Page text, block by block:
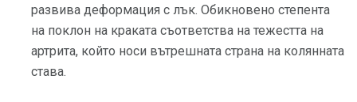
развива деформация с лък. Обикновено степента
на поклон на краката съответства на тежестта на
артрита, който носи вътрешната страна на колянната
става.